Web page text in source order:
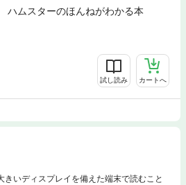
ハムスターのほんねがわかる本
試し読み カートへ
いディスプレイを備えた端末で読むこと